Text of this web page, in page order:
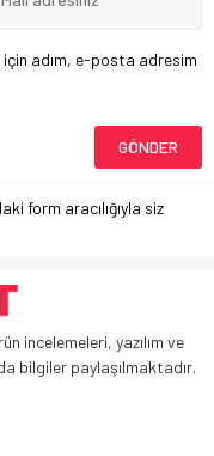
için adım, e-posta adresim
form aracılığıyla siz
incelemeleri, yazılım ve
bilgiler paylaşılmaktadır.